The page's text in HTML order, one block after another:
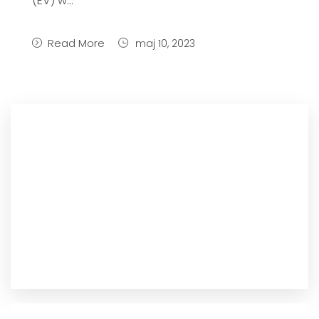
Read More maj 10, 2023